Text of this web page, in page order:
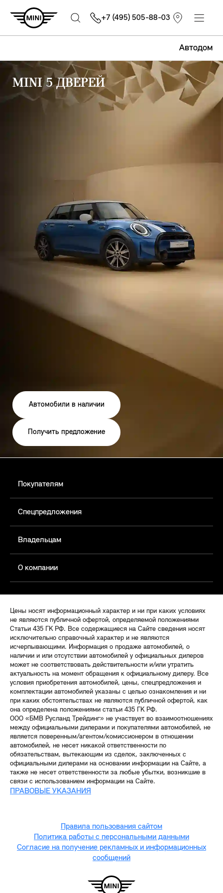
Автодом
+7 (495) 505-88-03
MINI 5 ДВЕРЕЙ
Автомобили в наличии
Получить предложение
Покупателям
Спецпредложения
Владельцам
О компании
Цены носят информационный характер и ни при каких условиях
не являются публичной офертой, определяемой положениями
Статьи 435 ГК РФ. Все содержащиеся на Сайте сведения носят
исключительно справочный характер и не являются
исчерпывающими. Информация о продаже автомобилей, о
наличии и или отсутствии автомобилей у официальных дилеров
может не соответствовать действительности и/или утратить
актуальность на момент обращения к официальному дилеру. Все
условия приобретения автомобилей, цены, спецпредложения и
комплектации автомобилей указаны с целью ознакомления и ни
при каких обстоятельствах не являются публичной офертой, как
она определена положениями статьи 435 ГК РФ.
ООО «БМВ Русланд Трейдинг» не участвует во взаимоотношениях
между официальными дилерами и покупателями автомобилей, не
является поверенным/агентом/комиссионером в отношении
автомобилей, не несет никакой ответственности по
обязательствам, вытекающим из сделок, заключенных с
официальными дилерами на основании информации на Сайте, а
также не несет ответственности за любые убытки, возникшие в
связи с использованием информации на Сайте.
ПРАВОВЫЕ УКАЗАНИЯ
Правила пользования сайтом
Политика работы с персональными данными
Согласие на получение рекламных и информационных
сообщений